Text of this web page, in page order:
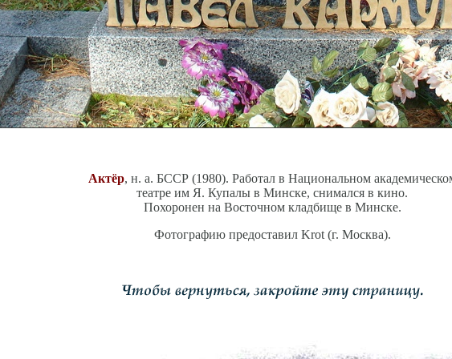
Актёр, н. а. БССР (1980). Работал в Национальном
театре им Я. Купалы в Минске, снимался в кино.
Похоронен на Восточном кладбище в Минске.
Фотографию предоставил Krot (г. Москва).